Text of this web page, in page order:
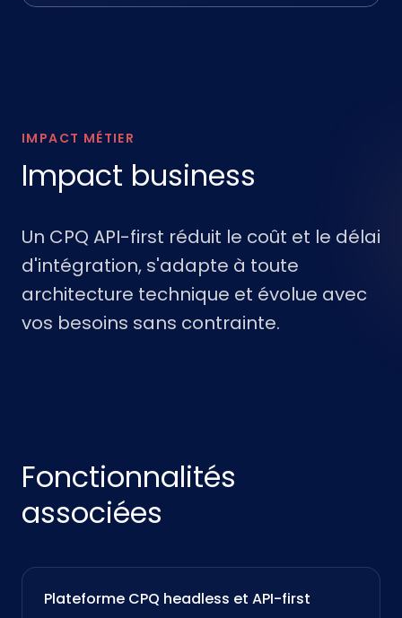
IMPACT MÉTIER
Impact business
Un CPQ API-first réduit le coût et le délai
d'intégration, s'adapte à toute
architecture technique et évolue avec
vos besoins sans contrainte.
Fonctionnalités
associées
Plateforme CPQ headless et API-first